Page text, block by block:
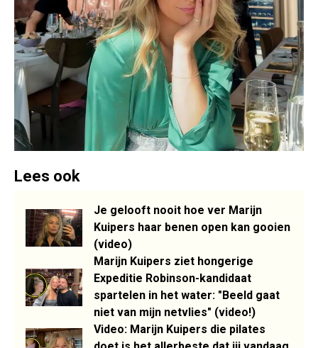
Lees ook
Je gelooft nooit hoe ver Marijn
Kuipers haar benen open kan gooien
(video)
Marijn Kuipers ziet hongerige
Expeditie Robinson-kandidaat
spartelen in het water: "Beeld gaat
niet van mijn netvlies" (video!)
Video: Marijn Kuipers die pilates